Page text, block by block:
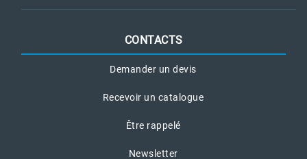
CONTACTS
Demander un devis
Recevoir un catalogue
Être rappelé
Newsletter